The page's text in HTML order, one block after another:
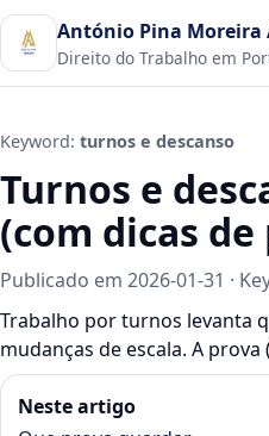
António Pina Moreira
Direito do Trabalho em
Keyword: turnos e descanso
Turnos e
(com dicas de
Publicado em 2026-01-31 ·
Trabalho por turnos levanta
mudanças de escala. A
Neste artigo